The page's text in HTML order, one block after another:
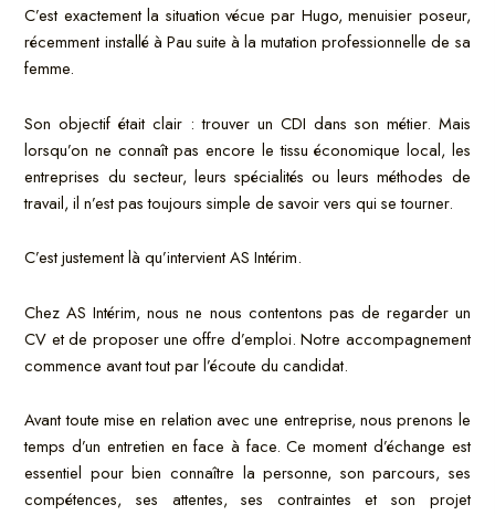
C’est exactement la situation vécue par Hugo, menuisier poseur,
récemment installé à Pau suite à la mutation professionnelle de sa
femme.
Son objectif était clair : trouver un CDI dans son métier. Mais
lorsqu’on ne connaît pas encore le tissu économique local, les
entreprises du secteur, leurs spécialités ou leurs méthodes de
travail, il n’est pas toujours simple de savoir vers qui se tourner.
C’est justement là qu’intervient AS Intérim.
Chez AS Intérim, nous ne nous contentons pas de regarder un
CV et de proposer une offre d’emploi. Notre accompagnement
commence avant tout par l’écoute du candidat.
Avant toute mise en relation avec une entreprise, nous prenons le
temps d’un entretien en face à face. Ce moment d’échange est
essentiel pour bien connaître la personne, son parcours, ses
compétences, ses attentes, ses contraintes et son projet